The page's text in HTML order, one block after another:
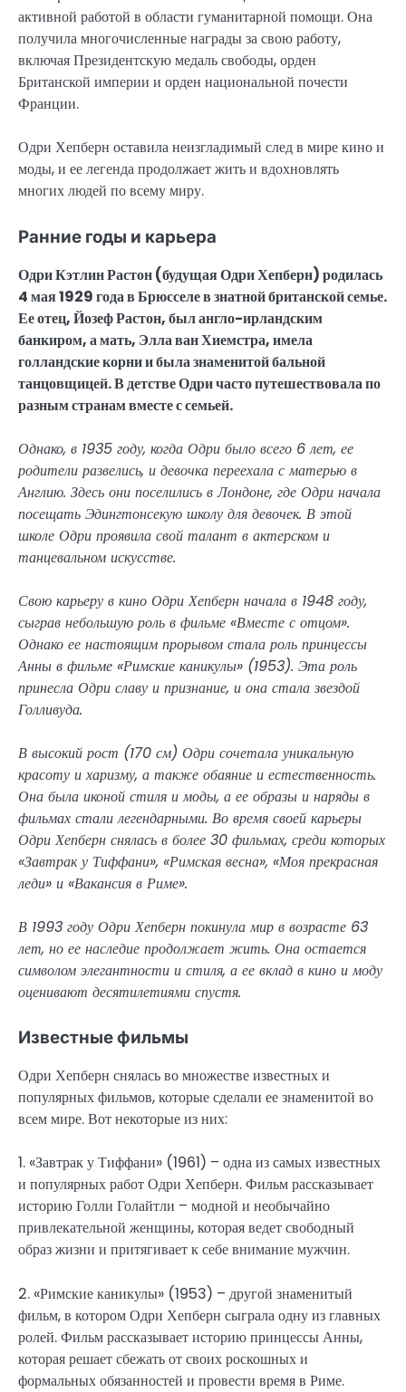
активной работой в области гуманитарной помощи. Она
получила многочисленные награды за свою работу,
включая Президентскую медаль свободы, орден
Британской империи и орден национальной почести
Франции.
Одри Хепберн оставила неизгладимый след в мире кино и
моды, и ее легенда продолжает жить и вдохновлять
многих людей по всему миру.
Ранние годы и карьера
Одри Кэтлин Растон (будущая Одри Хепберн) родилась
4 мая 1929 года в Брюсселе в знатной британской семье.
Ее отец, Йозеф Растон, был англо-ирландским
банкиром, а мать, Элла ван Хиемстра, имела
голландские корни и была знаменитой бальной
танцовщицей. В детстве Одри часто путешествовала по
разным странам вместе с семьей.
Однако, в 1935 году, когда Одри было всего 6 лет, ее
родители развелись, и девочка переехала с матерью в
Англию. Здесь они поселились в Лондоне, где Одри начала
посещать Эдингтонсекую школу для девочек. В этой
школе Одри проявила свой талант в актерском и
танцевальном искусстве.
Свою карьеру в кино Одри Хепберн начала в 1948 году,
сыграв небольшую роль в фильме «Вместе с отцом».
Однако ее настоящим прорывом стала роль принцессы
Анны в фильме «Римские каникулы» (1953). Эта роль
принесла Одри славу и признание, и она стала звездой
Голливуда.
В высокий рост (170 см) Одри сочетала уникальную
красоту и харизму, а также обаяние и естественность.
Она была иконой стиля и моды, а ее образы и наряды в
фильмах стали легендарными. Во время своей карьеры
Одри Хепберн снялась в более 30 фильмах, среди которых
«Завтрак у Тиффани», «Римская весна», «Моя прекрасная
леди» и «Вакансия в Риме».
В 1993 году Одри Хепберн покинула мир в возрасте 63
лет, но ее наследие продолжает жить. Она остается
символом элегантности и стиля, а ее вклад в кино и моду
оценивают десятилетиями спустя.
Известные фильмы
Одри Хепберн снялась во множестве известных и
популярных фильмов, которые сделали ее знаменитой во
всем мире. Вот некоторые из них:
1. «Завтрак у Тиффани» (1961) – одна из самых известных
и популярных работ Одри Хепберн. Фильм рассказывает
историю Голли Голайтли – модной и необычайно
привлекательной женщины, которая ведет свободный
образ жизни и притягивает к себе внимание мужчин.
2. «Римские каникулы» (1953) – другой знаменитый
фильм, в котором Одри Хепберн сыграла одну из главных
ролей. Фильм рассказывает историю принцессы Анны,
которая решает сбежать от своих роскошных и
формальных обязанностей и провести время в Риме.